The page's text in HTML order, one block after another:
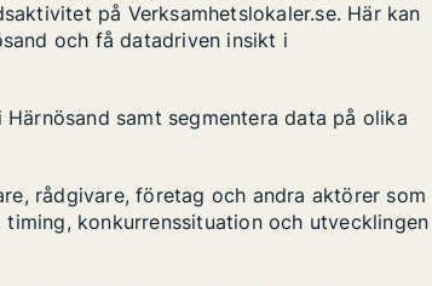
på Verksamhetslokaler.se. Här kan
och få datadriven insikt i
samt segmentera data på olika
rådgivare, företag och andra aktörer som
konkurrenssituation och utvecklingen